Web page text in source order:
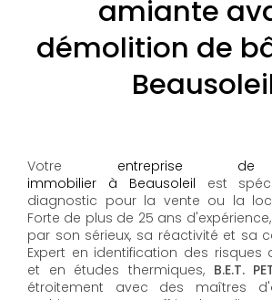
amiante
démolition de
Votre entreprise de
immobilier à Beausoleil est
diagnostic pour la vente ou la
Forte de plus de 25 ans
par son sérieux, sa réactivité et sa
Expert en identification des risques
et en études thermiques, B.E.T.
étroitement avec des maîtres